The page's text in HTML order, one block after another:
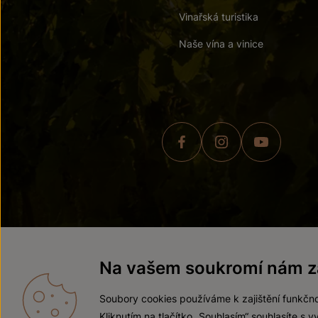
Vinařská turistika
Naše vína a vinice
Na vašem soukromí nám
Soubory cookies používáme k zajištění